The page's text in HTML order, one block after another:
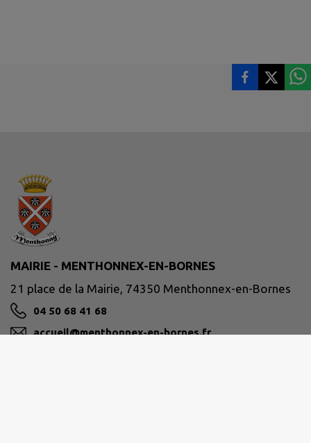
MAIRIE - MENTHONNEX-EN-BORNES
21 place de la Mairie, 74350 Menthonnex-en-Bornes
04 50 68 41 68
accueil@menthonnex-en-bornes.fr